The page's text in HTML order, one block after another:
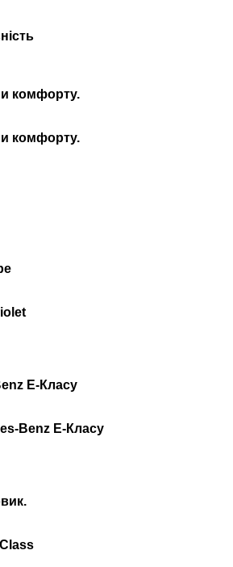
комфорту.
комфорту.
Е-Класу
Benz E-Класу